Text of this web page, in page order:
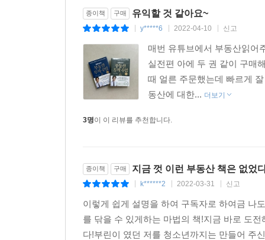
종이책 구매 유익할 것 같아요~
y*****6 2022-04-10 신고
매번 유튜브에서 부동산읽어
실전편 아에 두 권 같이 구매
때 얼른 주문했는데 빠르게
동산에 대한... 더보기
3명이 이 리뷰를 추천합니다.
종이책 구매 지금 껏 이런 부동산 책은 없었
k******2 2022-03-31 신고
이렇게 쉽게 설명을 하여 구독자로 하여금 나
를 닦을 수 있게하는 마법의 책!지금 바로 도
다!부린이 였던 저를 청소년까지는 만들어 주